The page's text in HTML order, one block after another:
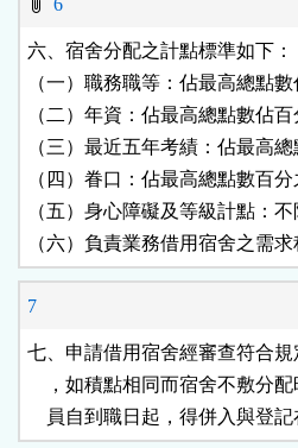
6
六、宿舍分配之計點標準如下：
（一）職務職等：佔最高總點數
（二）年資：佔最高總點數佔百
（三）最近五年考績：佔最高總
（四）眷口：佔最高總點數百
（五）身心障礙及等級計點：不
（六）負責業務借用宿舍之需
7
七、申請借用宿舍經審查符合
，如積點相同而宿舍不敷分
員自到職日起，得併入與登